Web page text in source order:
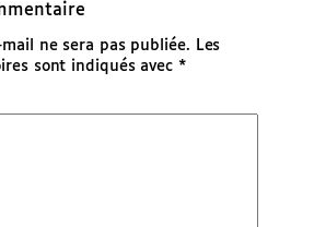
ne sera pas publiée.
Les
sont indiqués avec *